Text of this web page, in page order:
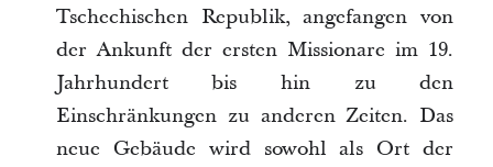
Tschechischen Republik, angefangen von
der Ankunft der ersten Missionare im 19.
Jahrhundert bis hin zu den
Einschränkungen zu anderen Zeiten. Das
neue Gebäude wird sowohl als Ort der